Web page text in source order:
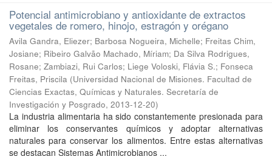
Potencial antimicrobiano y antioxidante de extractos
vegetales de romero, hinojo, estragón y orégano
Avila Gandra, Eliezer; Barbosa Nogueira, Michelle; Freitas Chim,
Josiane; Ribeiro Galvão Machado, Míriam; Da Silva Rodrigues,
Rosane; Zambiazi, Rui Carlos; Liege Voloski, Flávia S.; Fonseca
Freitas, Priscila (Universidad Nacional de Misiones. Facultad de
Ciencias Exactas, Químicas y Naturales. Secretaría de
Investigación y Posgrado, 2013-12-20)
La industria alimentaria ha sido constantemente presionada para
eliminar los conservantes químicos y adoptar alternativas
naturales para conservar los alimentos. Entre estas alternativas
se destacan Sistemas Antimicrobianos ...